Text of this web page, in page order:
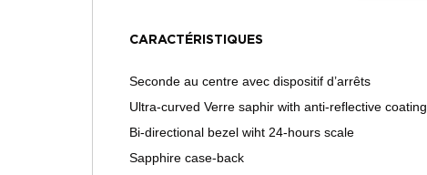
CARACTÉRISTIQUES
Seconde au centre avec dispositif d’arrêts
Ultra-curved Verre saphir with anti-reflective coating
Bi-directional bezel wiht 24-hours scale
Sapphire case-back